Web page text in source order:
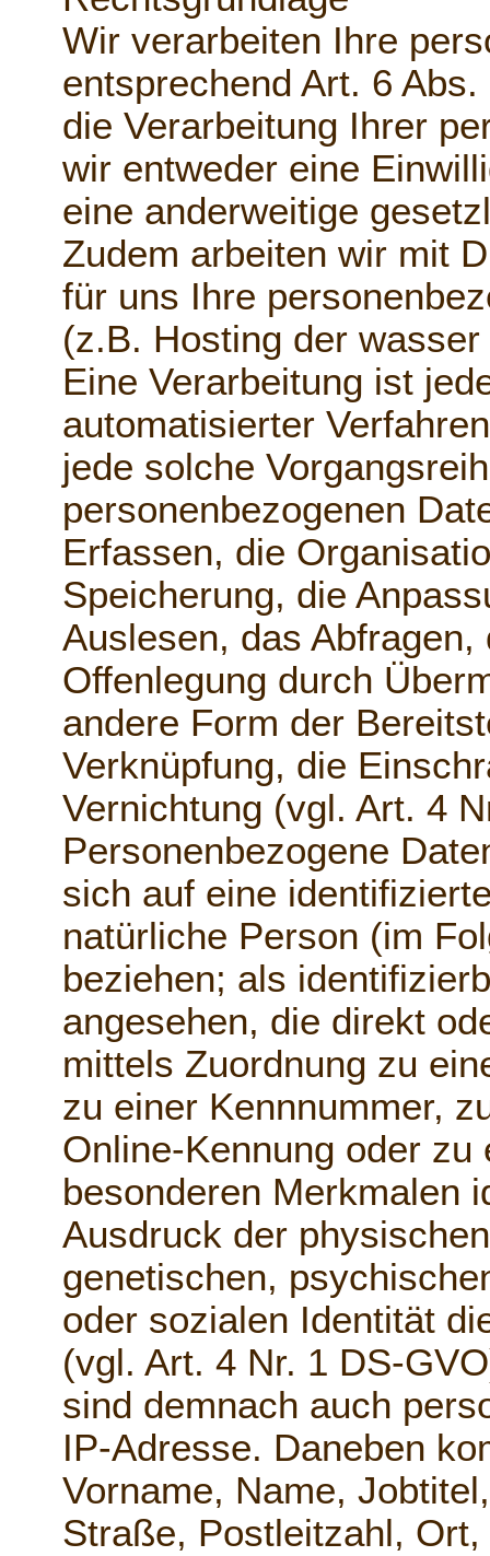
Wir verarbeiten Ihre
entsprechend Art. 6
die Verarbeitung Ihrer
wir entweder eine
eine anderweitige
Zudem arbeiten wir mit
für uns Ihre
(z.B. Hosting der
Eine Verarbeitung ist
automatisierter
jede solche
personenbezogenen
Erfassen, die
Speicherung, die
Auslesen, das Abfragen,
Offenlegung durch
andere Form der
Verknüpfung, die
Vernichtung (vgl. Art. 4
Personenbezogene
sich auf eine
natürliche Person (im
beziehen; als
angesehen, die direkt
mittels Zuordnung zu
zu einer Kennnummer,
Online-Kennung oder zu
besonderen Merkmalen
Ausdruck der
genetischen,
oder sozialen Identität
(vgl. Art. 4 Nr. 1 DS-
sind demnach auch
IP-Adresse. Daneben
Vorname, Name,
Straße, Postleitzahl,